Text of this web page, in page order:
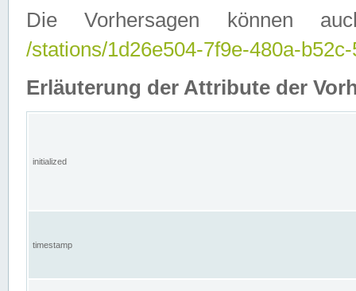
Die Vorhersagen können
/stations/1d26e504-7f9e-480a-
Erläuterung der Attribute der
initialized
timestamp